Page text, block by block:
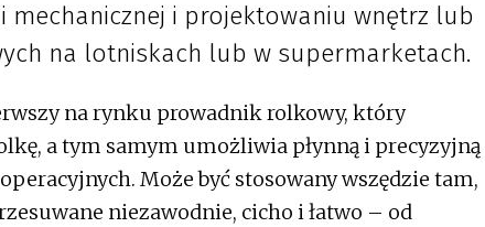
mechanicznej i projektowaniu wnętrz lub
na lotniskach lub w supermarketach.
na rynku prowadnik rolkowy, który
a tym samym umożliwia płynną i precyzyjną
Może być stosowany wszędzie tam,
niezawodnie, cicho i łatwo – od